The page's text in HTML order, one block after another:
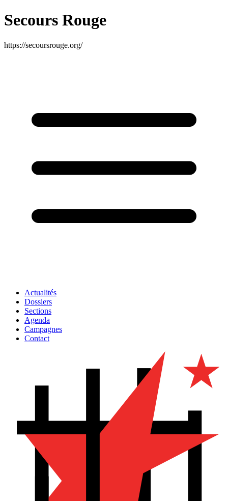
Secours Rouge
https://secoursrouge.org/
Actualités
Dossiers
Sections
Agenda
Campagnes
Contact